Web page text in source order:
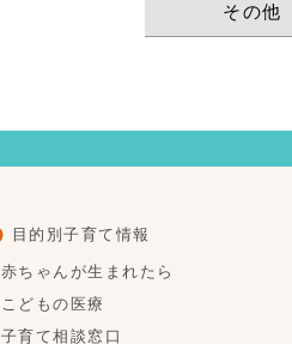
その他
目的別子育て情報
赤ちゃんが生まれたら
こどもの医療
子育て相談窓口